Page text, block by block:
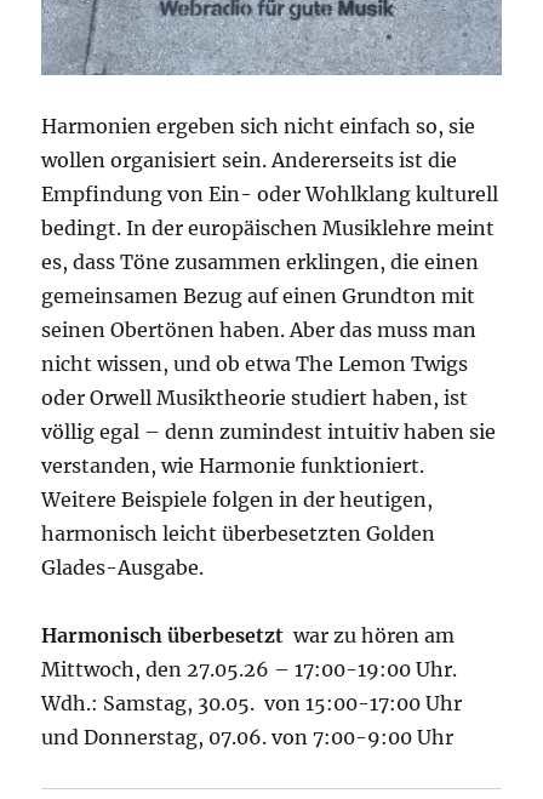
Harmonien ergeben sich nicht einfach so, sie
wollen organisiert sein. Andererseits ist die
Empfindung von Ein- oder Wohlklang kulturell
bedingt. In der europäischen Musiklehre meint
es, dass Töne zusammen erklingen, die einen
gemeinsamen Bezug auf einen Grundton mit
seinen Obertönen haben. Aber das muss man
nicht wissen, und ob etwa The Lemon Twigs
oder Orwell Musiktheorie studiert haben, ist
völlig egal – denn zumindest intuitiv haben sie
verstanden, wie Harmonie funktioniert.
Weitere Beispiele folgen in der heutigen,
harmonisch leicht überbesetzten Golden
Glades-Ausgabe.
Harmonisch überbesetzt war zu hören am
Mittwoch, den 27.05.26 – 17:00-19:00 Uhr.
Wdh.: Samstag, 30.05. von 15:00-17:00 Uhr
und Donnerstag, 07.06. von 7:00-9:00 Uhr